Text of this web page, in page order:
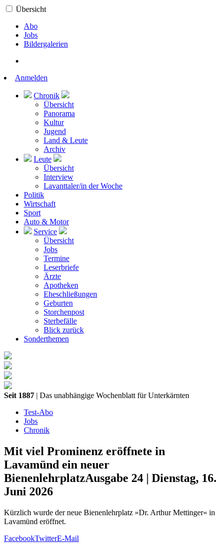
Übersicht
Abo
Jobs
Bildergalerien
Anmelden
Chronik
Übersicht
Panorama
Kultur
Jugend
Land & Leute
Archiv
Leute
Übersicht
Interview
Lavanttaler/in der Woche
Politik
Wirtschaft
Sport
Auto & Motor
Service
Übersicht
Jobs
Termine
Leserbriefe
Ärzte
Apotheken
Eheschließungen
Geburten
Storchenpost
Sterbefälle
Blick zurück
Sonderthemen
Seit 1887 | Das unabhängige Wochenblatt für Unterkärnten
Test-Abo
Jobs
Chronik
Mit viel Prominenz eröffnete in
Lavamünd ein neuer
BienenlehrplatzAusgabe 24 | Dienstag, 16.
Juni 2026
Kürzlich wurde der neue Bienenlehrplatz »Dr. Arthur Mettinger« in
Lavamünd eröffnet.
FacebookTwitterE-Mail